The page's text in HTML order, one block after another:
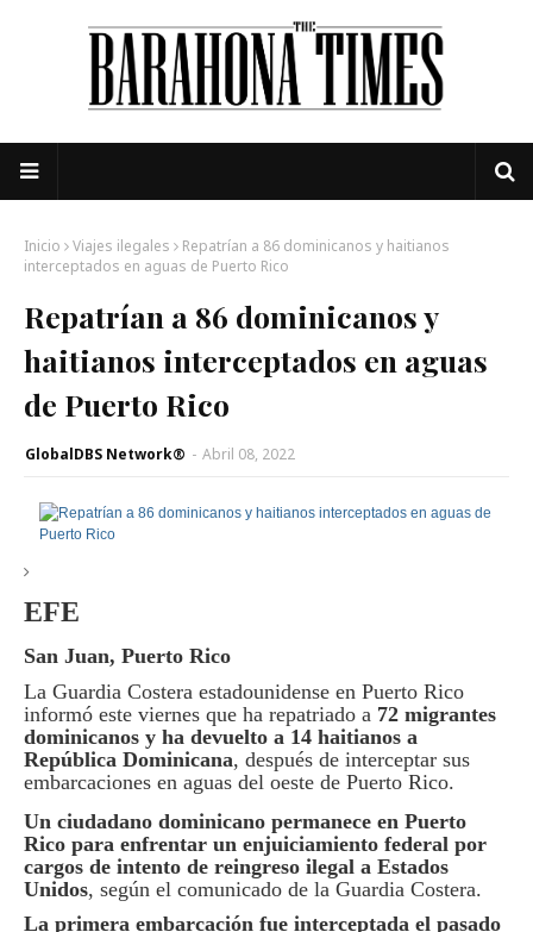
Inicio Viajes ilegales
Repatrían a 86 dominicanos y haitianos
interceptados en aguas de Puerto Rico
Repatrían a 86 dominicanos y
haitianos interceptados en aguas
de Puerto Rico
GlobalDBS Network® - Abril 08, 2022
EFE
San Juan, Puerto Rico
La Guardia Costera estadounidense en Puerto Rico
informó este viernes que ha repatriado a 72 migrantes
dominicanos y ha devuelto a 14 haitianos a
República Dominicana, después de interceptar sus
embarcaciones en aguas del oeste de Puerto Rico.
Un ciudadano dominicano permanece en Puerto
Rico para enfrentar un enjuiciamiento federal por
cargos de intento de reingreso ilegal a Estados
Unidos, según el comunicado de la Guardia Costera.
La primera embarcación fue interceptada el pasado